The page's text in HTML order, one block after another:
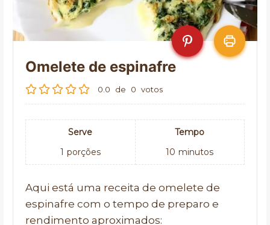
Omelete de espinafre
0.0 de 0 votos
Serve
1 porções
Tempo
10 minutos
Aqui está uma receita de omelete de
espinafre com o tempo de preparo e
rendimento aproximados: